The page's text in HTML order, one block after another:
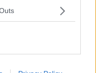
di 12 valigie